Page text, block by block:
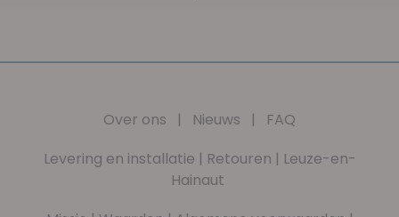
Over ons | Nieuws | FAQ
Levering en installatie | Retouren | Leuze-en-
Hainaut